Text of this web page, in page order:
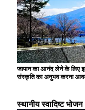
जापान का आनंद लेने के लिए
संस्कृति का अनुभव करना आवश्यक
मंत्रमुग्ध हो जाते हैं। आधुनिक एनीमे और तकनीक भी जापान के अद्वितीय आकर्षण का
स्थानीय स्वादिष्ट भोजन